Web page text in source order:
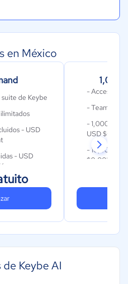
en México
de Keybe
- USD
- USD
USD
1,000
- Acceso a
- Team
- 1,000
USD $0.1
- 10,000
$0.0036 por
$0.0036
Keybe AI